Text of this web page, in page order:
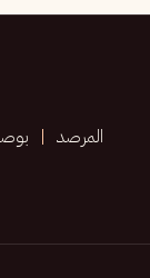
المرصد